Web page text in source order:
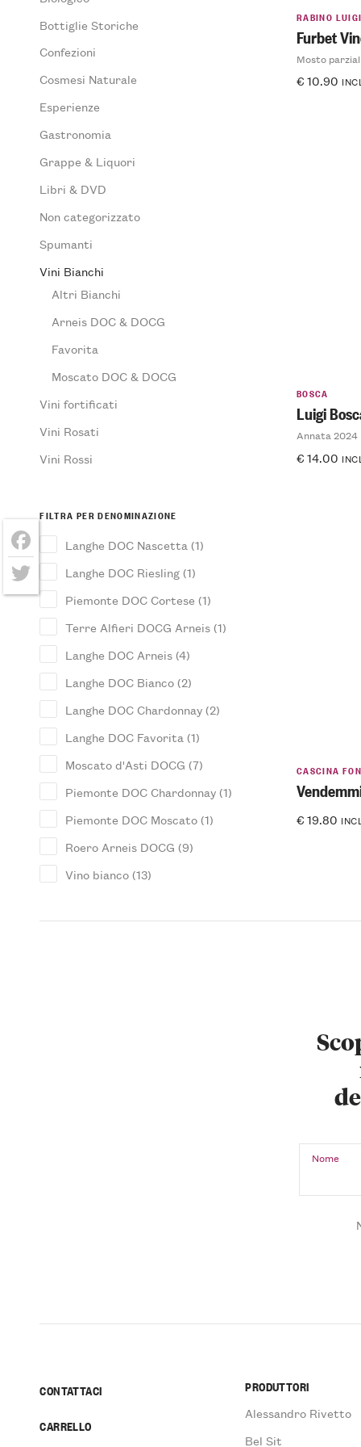
Bottiglie Storiche
Confezioni
Cosmesi Naturale
Esperienze
Gastronomia
Grappe & Liquori
Libri & DVD
Non categorizzato
Spumanti
Vini Bianchi
Altri Bianchi
Arneis DOC & DOCG
Favorita
Moscato DOC & DOCG
Vini fortificati
Vini Rosati
Vini Rossi
FILTRA PER DENOMINAZIONE
Langhe DOC Nascetta (1)
Langhe DOC Riesling (1)
Piemonte DOC Cortese (1)
Terre Alfieri DOCG Arneis (1)
Langhe DOC Arneis (4)
Langhe DOC Bianco (2)
Langhe DOC Chardonnay (2)
Langhe DOC Favorita (1)
Moscato d'Asti DOCG (7)
Piemonte DOC Chardonnay (1)
Piemonte DOC Moscato (1)
Roero Arneis DOCG (9)
Vino bianco (13)
RABINO
Furbet
Mosto
€10.90
BOSCA
Luigi
Annata 2024
€14.00
CASCINA
€19.80
Nome
CONTATTACI
CARRELLO
PRODUTTORI
Alessandro Rivetto
Bel Sit
Facebook
Twitter